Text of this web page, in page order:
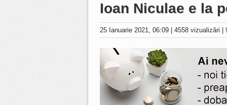
Ioan Niculae e la
25 Ianuarie 2021, 06:09 4558 vizualizări